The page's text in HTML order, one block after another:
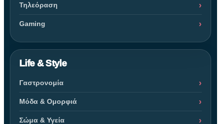
Τηλεόραση
Gaming
Life & Style
Γαστρονομία
Μόδα & Ομορφιά
Σώμα & Υγεία